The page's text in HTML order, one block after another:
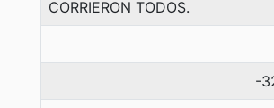
CORRIERON TODOS.
-